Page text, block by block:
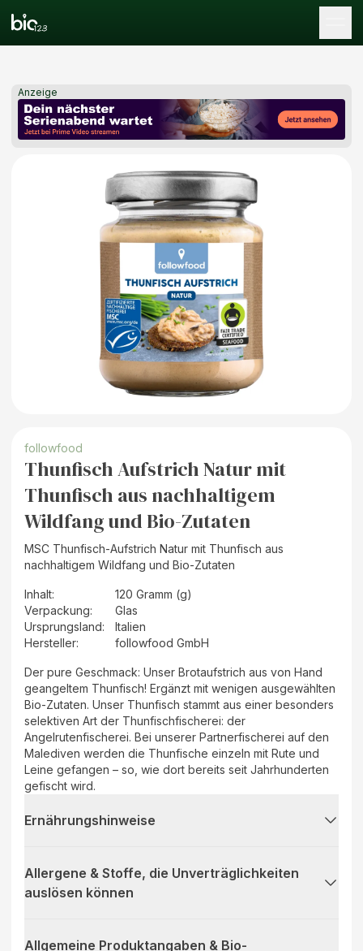
Anzeige
followfood
Thunfisch Aufstrich Natur mit
Thunfisch aus nachhaltigem
Wildfang und Bio-Zutaten
MSC Thunfisch-Aufstrich Natur mit Thunfisch aus
nachhaltigem Wildfang und Bio-Zutaten
Inhalt:
120 Gramm (g)
Verpackung:
Glas
Ursprungsland:
Italien
Hersteller: followfood GmbH
Der pure Geschmack: Unser Brotaufstrich aus von Hand
geangeltem Thunfisch! Ergänzt mit wenigen ausgewählten
Bio-Zutaten. Unser Thunfisch stammt aus einer besonders
selektiven Art der Thunfischfischerei: der
Angelrutenfischerei. Bei unserer Partnerfischerei auf den
Malediven werden die Thunfische einzeln mit Rute und
Leine gefangen – so, wie dort bereits seit Jahrhunderten
gefischt wird.
Ernährungshinweise
Allergene & Stoffe, die Unverträglichkeiten
auslösen können
Allgemeine Produktangaben & Bio-